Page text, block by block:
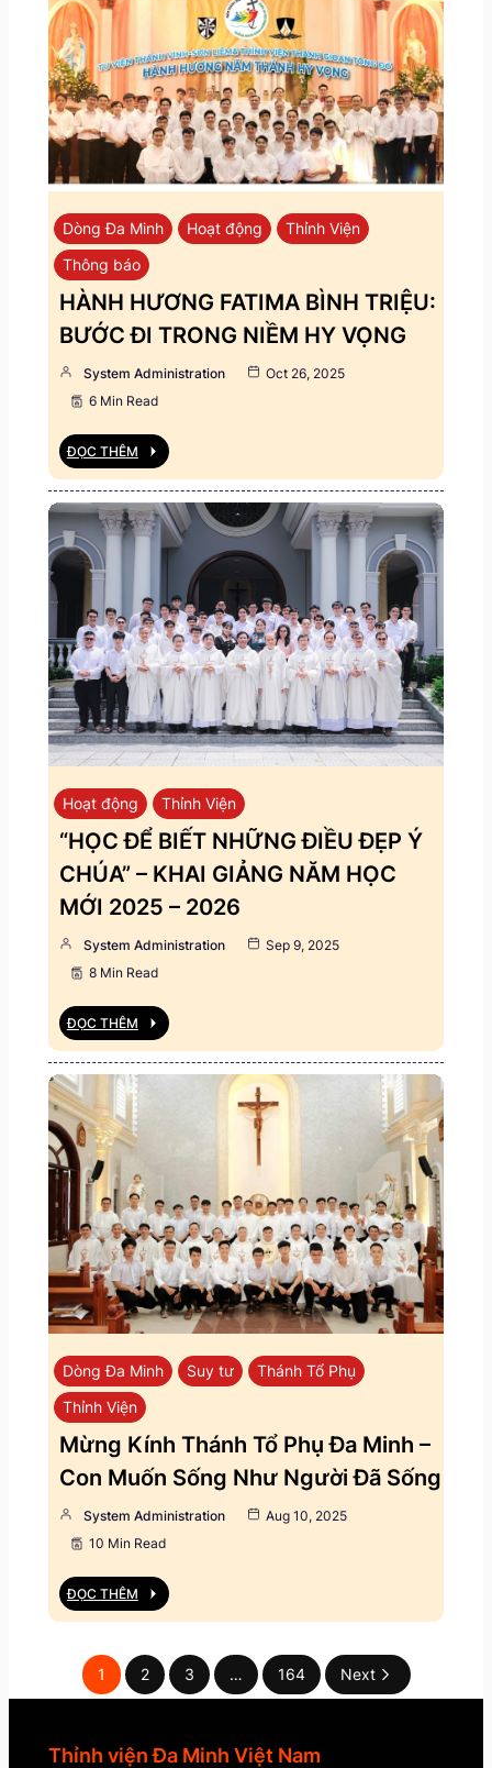
Dòng Đa Minh Hoạt động
Thỉnh Viện
Thông báo
HÀNH HƯƠNG FATIMA BÌNH TRIỆU:
BƯỚC ĐI TRONG NIỀM HY VỌNG
System Administration
Oct 26, 2025
6 Min Read
ĐỌC THÊM
Hoạt động Thỉnh Viện
“HỌC ĐỂ BIẾT NHỮNG ĐIỀU ĐẸP Ý
CHÚA” – KHAI GIẢNG NĂM HỌC
MỚI 2025 – 2026
System Administration
Sep 9, 2025
8 Min Read
ĐỌC THÊM
Dòng Đa Minh Suy tư
Thánh Tổ Phụ
Thỉnh Viện
Mừng Kính Thánh Tổ Phụ Đa Minh –
Con Muốn Sống Như Người Đã Sống
System Administration
Aug 10, 2025
10 Min Read
ĐỌC THÊM
1 2 3 … 164 Next
Thỉnh viện Đa Minh Việt Nam